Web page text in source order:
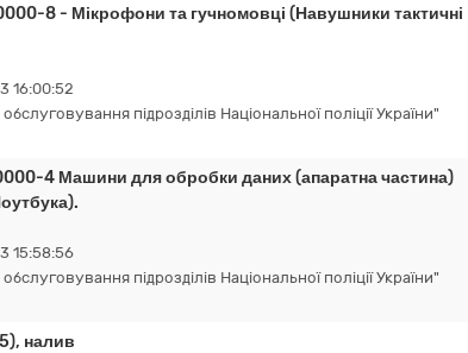
8 - Мікрофони та гучномовці (Навушники тактичні
16:00:52
підрозділів Національної поліції України"
4 Машини для обробки даних (апаратна частина)
15:58:56
підрозділів Національної поліції України"
налив